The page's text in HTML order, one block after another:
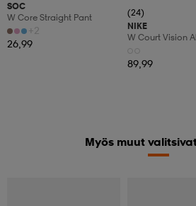
SOC
W Core Straight Pant
+2
26,99
(24)
NIKE
W Court Vision
89,99
Myös muut